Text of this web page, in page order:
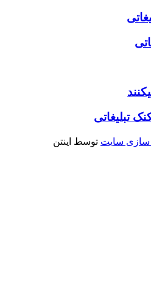
تبلیغاتی
سازی سایت توسط اینتن